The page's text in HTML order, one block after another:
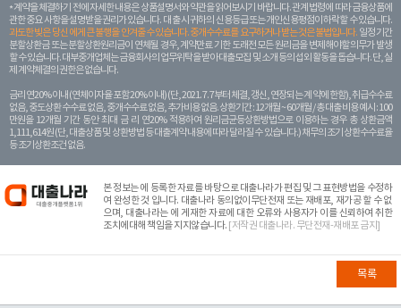
계약을 체결하기 전에 자세한 내용은 상품설명서와 약관을 읽어보시기 바랍니다. 관계 법령에 따라 금융상품에
관한 중요 사항을 설명받을 권리가 있습니다. 대 출 시 귀하의 신용등급 또는 개인신용평점이 하락할 수 있습니다.
과도한 빚은 당신 에게 큰 불행을 안겨줄 수 있습니다. 중개수수료를 요구하거나 받는 것은 불법입니다. 일정 기간
분할상환금 또는 분할상환원리금이 연체될 경우, 계약만료 기한 도래전 모든 원리금을 변제해야할 의무가 발생
할 수 있습니다. 대부중개업체는 금융회사의 업무위탁을 받아 대출모집 및 소개 등의 섭외 활동을 돕습니다. 단, 실
제 계약체결의 권한은 없습니다.
금리 연20% 이내 (연체이자율 포함 20% 이내) (단, 2021. 7. 7부터 체결, 갱신, 연장되는 계 약에 한함), 취급수수료
없음, 중도상환 수수료 없음, 중개수수료 없음, 추가비용 없음. 상환기간 : 12개월 ~ 60개월 / 총 대출 비용 예시 : 100
만원을 12개월 기간 동안 최대 금 리 연20% 적용하여 원리금균등상환방법으로 이용하는 경우 총 상환금액
1,111,614원 (단, 대출상품 및 상환방법 등 대출계약 내용에 따라 달라질 수 있습니다.) 채무의 조기 상환수수료율
등 조기상환조건 없음.
본 정보는에 등록한 자료를 바탕으로 대출나라가 편집 및 그 표현방법을 수정하
여 완성한 것 입니다. 대출나라 동의없이무단전재 또는 재배포, 재가공 할 수 없
으며, 대출나라는 에 게재한 자료에 대한 오류와 사용자가 이를 신뢰하여 취한
조치에대해 책임을 지지않습니다. [저작권 대출나라. 무단전재-재배포 금지]
목록